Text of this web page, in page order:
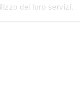
dei loro servizi.